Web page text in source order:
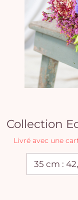
Collection
Livré avec une